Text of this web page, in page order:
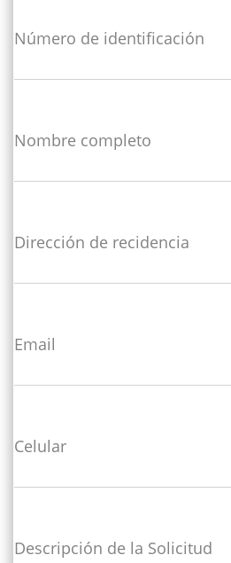
Número de identificación
Nombre completo
Dirección de recidencia
Email
Celular
Descripción de la Solicitud